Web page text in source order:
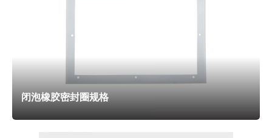
得硬而脆，这就像金属在低温下会变得更脆一样。因此，低温
密封设计需要充分考虑材料在低温下的弹性保持能力，确保密
封圈在低温环境下仍能保持良好的密封性能。安装时的压缩量
可能需要调整，以补偿低温下的收缩效应，避免因收缩导致密
闭泡橡胶密封圈规格